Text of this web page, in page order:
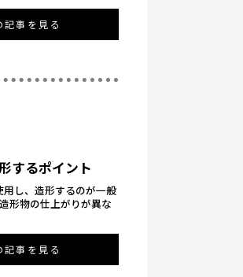
記事を見る
するポイント
し、造形するのが一般
形物の仕上がりが異な
記事を見る